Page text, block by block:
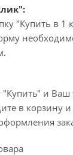
"Купить в 1
и Ваш
в корзину